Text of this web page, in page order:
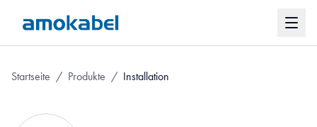
Startseite / Produkte / Installation